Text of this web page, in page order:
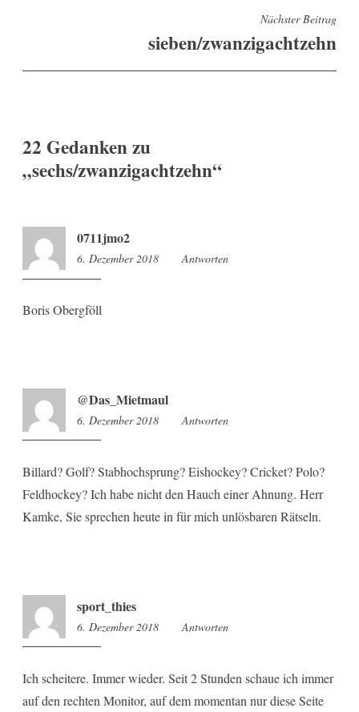
Nächster Beitrag
sieben/zwanzigachtzehn
22 Gedanken zu
„sechs/zwanzigachtzehn“
0711jmo2
6. Dezember 2018 9:13
Antworten
Boris Obergföll
@Das_Mietmaul
6. Dezember 2018 10:17
Antworten
Billard? Golf? Stabhochsprung? Eishockey? Cricket? Polo?
Feldhockey? Ich habe nicht den Hauch einer Ahnung. Herr
Kamke, Sie sprechen heute in für mich unlösbaren Rätseln.
sport_thies
6. Dezember 2018 10:30
Antworten
Ich scheitere. Immer wieder. Seit 2 Stunden schaue ich immer
auf den rechten Monitor, auf dem momentan nur diese Seite